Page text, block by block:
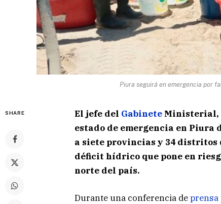
Piura seguirá en emergencia por
SHARE El jefe del Gabinete Ministerial,
estado de emergencia en Piura
a siete provincias y 34 distritos
déficit hídrico que pone en
norte del país.
Durante una conferencia deprensa